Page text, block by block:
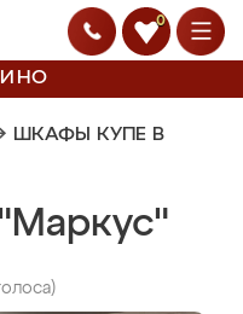
0
ШКАФЫ КУПЕ В